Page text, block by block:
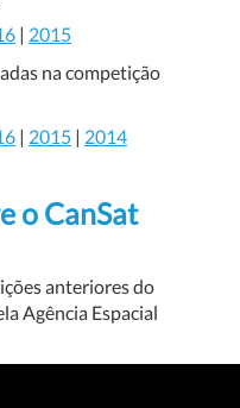
| 2015
na competição
| 2015 | 2014
o CanSat
anteriores do
Agência Espacial